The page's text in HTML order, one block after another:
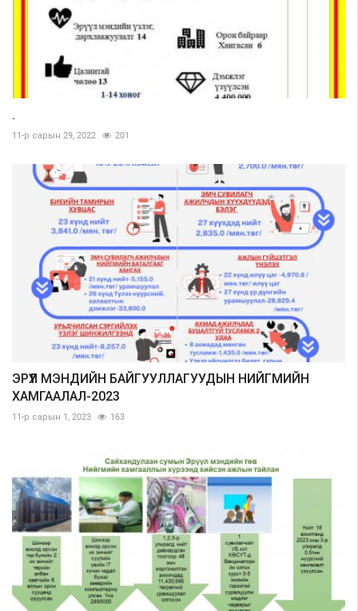
.
11-р сарын 29, 2022 201
ЭРҮҮЛ МЭНДИЙН БАЙГУУЛЛАГУУДЫН НИЙГМИЙН
ХАМГААЛАЛ-2023
11-р сарын 1, 2023 163